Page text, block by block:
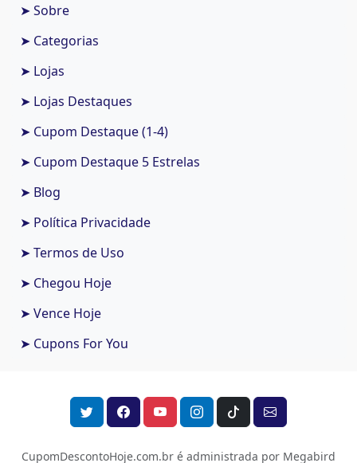
➤ Sobre
➤ Categorias
➤ Lojas
➤ Lojas Destaques
➤ Cupom Destaque (1-4)
➤ Cupom Destaque 5 Estrelas
➤ Blog
➤ Política Privacidade
➤ Termos de Uso
➤ Chegou Hoje
➤ Vence Hoje
➤ Cupons For You
CupomDescontoHoje.com.br é administrada por Megabird